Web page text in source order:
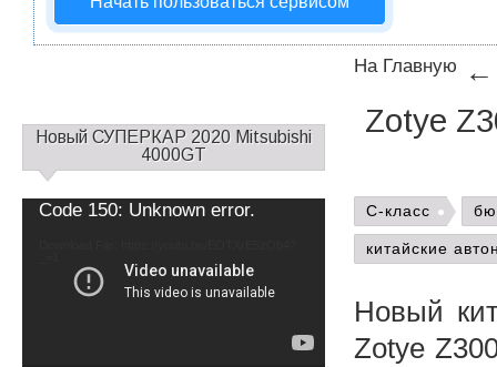
На Главную
Zotye
C-класс
китайские
Новый
Zotye
С
д
Новый СУПЕРКАР 2020 Mitsubishi
4000GT
Video
Code 150: Unknown error.